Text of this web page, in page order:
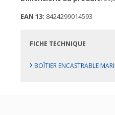
EAN 13: 8424299014593
FICHE TECHNIQUE
› BOÎTIER ENCASTRABLE